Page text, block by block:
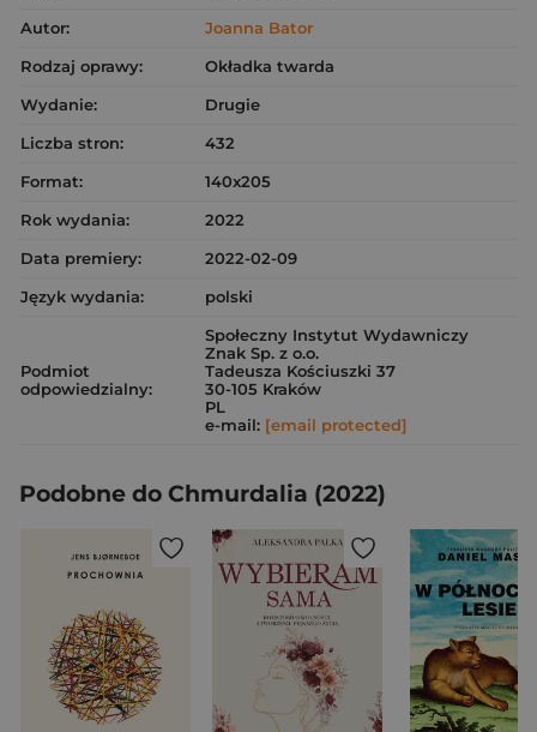
Autor:
Joanna Bator
Rodzaj oprawy:
Okładka twarda
Wydanie:
Drugie
Liczba stron:
432
Format:
140x205
Rok wydania:
2022
Data premiery:
2022-02-09
Język wydania:
polski
Podmiot
odpowiedzialny:
Społeczny Instytut Wydawniczy
Znak Sp. z o.o.
Tadeusza Kościuszki 37
30-105 Kraków
PL
e-mail: [email protected]
Podobne do Chmurdalia (2022)